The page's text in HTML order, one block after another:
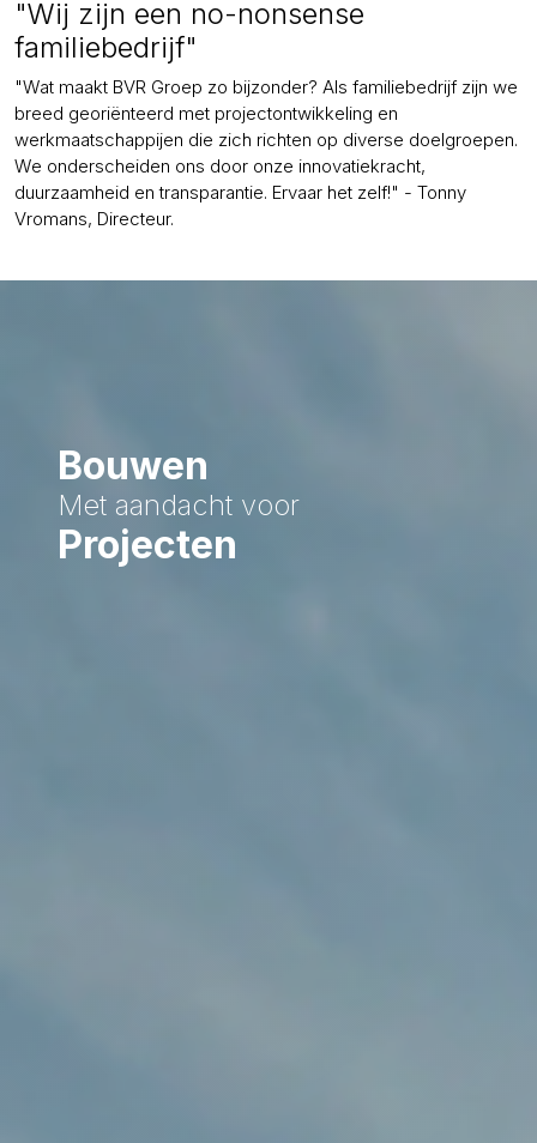
"Wij zijn een no-nonsense
familiebedrijf"
"Wat maakt BVR Groep zo bijzonder? Als familiebedrijf zijn we
breed georiënteerd met projectontwikkeling en
werkmaatschappijen die zich richten op diverse doelgroepen.
We onderscheiden ons door onze innovatiekracht,
duurzaamheid en transparantie. Ervaar het zelf!" - Tonny
Vromans, Directeur.
Bouwen
Met aandacht voor
Projecten